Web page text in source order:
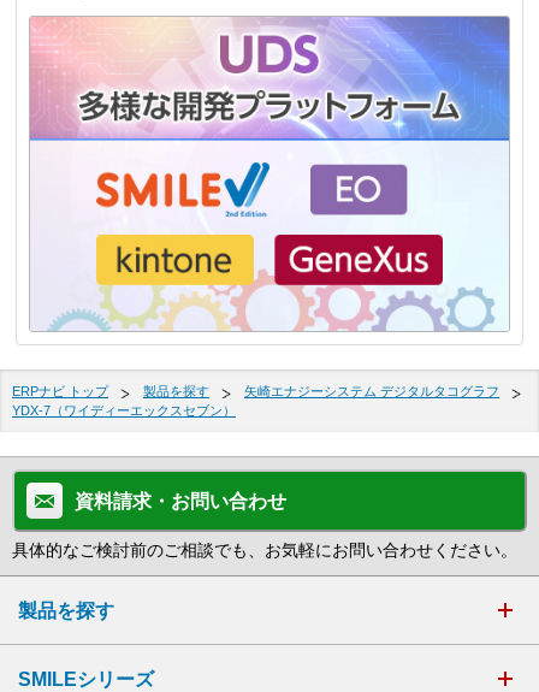
ERPナビ トップ 製品を探す
矢崎エナジーシステム デジタルタコグラフ
YDX-7（ワイディーエックスセブン）
資料請求・お問い合わせ
具体的なご検討前のご相談でも、お気軽にお問い合わせください。
製品を探す
SMILEシリーズ